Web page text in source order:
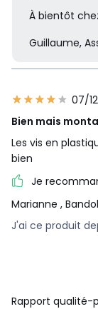
À bientôt
Guillaume,
07/
Bien mais
Les vis en
bien
Je
Marianne , Bandol
J'ai ce produit
Rapport qualité-